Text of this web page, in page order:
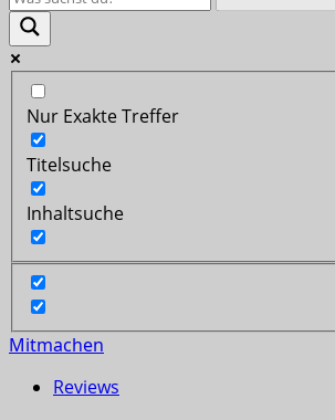
Nur Exakte Treffer
Titelsuche
Inhaltsuche
Mitmachen
Reviews